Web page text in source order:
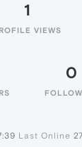
1
VIEWS
0
Last Online